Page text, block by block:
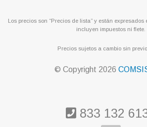
Los precios son “Precios de lista” y están
incluyen impuestos ni flete.
Precios sujetos a cambio sin
© Copyright 2026
833 132